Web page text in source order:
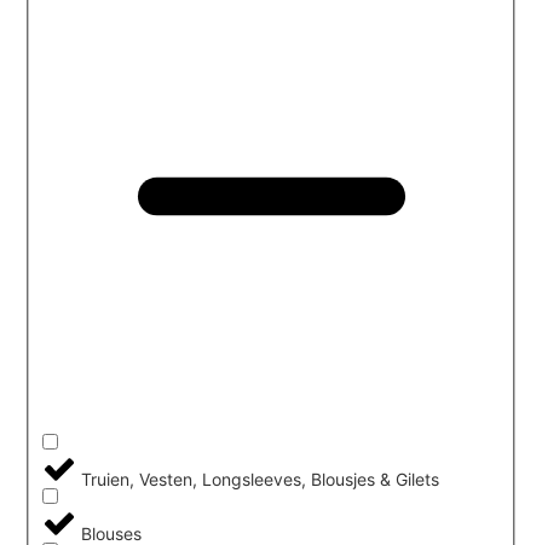
Truien, Vesten, Longsleeves, Blousjes & Gilets
Blouses